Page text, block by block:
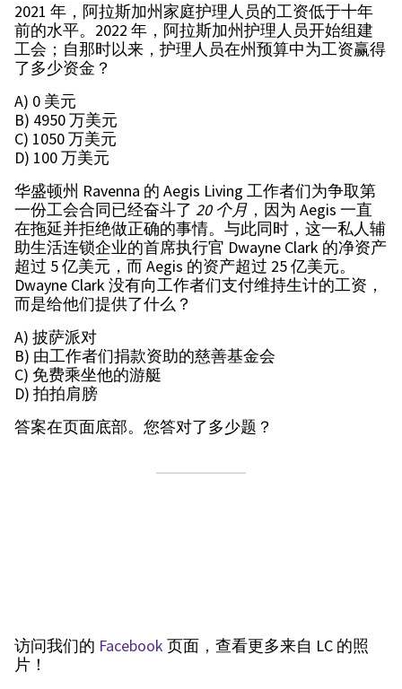
2021 年，阿拉斯加州家庭护理人员的工资低于十年
前的水平。2022 年，阿拉斯加州护理人员开始组建
工会；自那时以来，护理人员在州预算中为工资赢得
了多少资金？
A) 0 美元
B) 4950 万美元
C) 1050 万美元
D) 100 万美元
华盛顿州 Ravenna 的 Aegis Living 工作者们为争取第
一份工会合同已经奋斗了 20 个月 ，因为 Aegis 一直
在拖延并拒绝做正确的事情。与此同时，这一私人辅
助生活连锁企业的首席执行官 Dwayne Clark 的净资产
超过 5 亿美元，而 Aegis 的资产超过 25 亿美元。
Dwayne Clark 没有向工作者们支付维持生计的工资，
而是给他们提供了什么？
A) 披萨派对
B) 由工作者们捐款资助的慈善基金会
C) 免费乘坐他的游艇
D) 拍拍肩膀
答案在页面底部。您答对了多少题？
访问我们的 Facebook 页面，查看更多来自 LC 的照
片！